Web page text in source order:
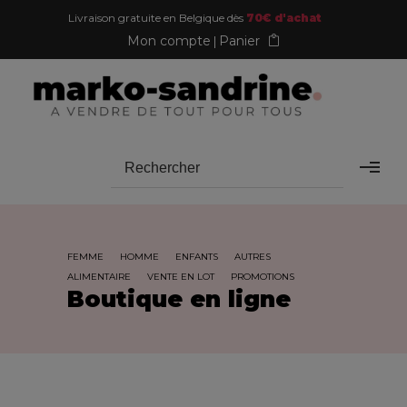
Livraison gratuite en Belgique dès 70€ d'achat
Mon compte Panier
FEMME HOMME ENFANTS
AUTRES
ALIMENTAIRE
VENTE EN LOT PROMOTIONS
Boutique en ligne